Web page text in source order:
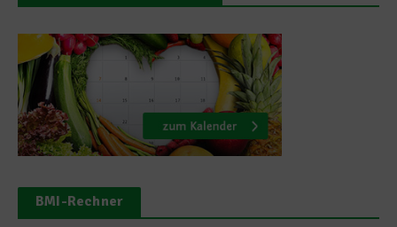
BMI-Rechner